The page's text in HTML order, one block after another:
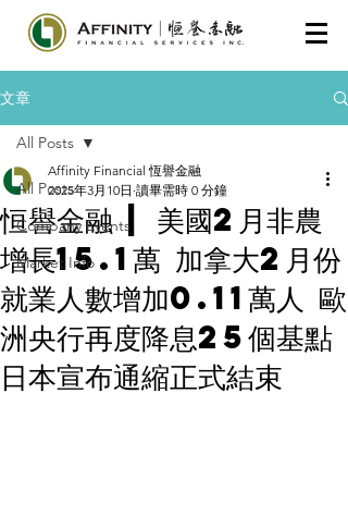
文章
All Posts
Company Events
Market Info
All Posts
恒譽金融 | 美國2月非農
增長15.1萬 加拿大2月份
就業人數增加0.11萬人 歐
洲央行再度降息25個基點
日本宣布通縮正式結束
Affinity Financial 恆譽金融
2025年3月10日 讀畢需時 0 分鐘